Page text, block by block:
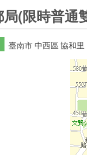
局(限時普
臺南市 中西區 協和